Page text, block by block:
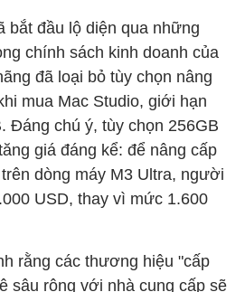
bắt đầu lộ diện qua những
chính sách kinh doanh của
đã loại bỏ tùy chọn nâng
mua Mac Studio, giới hạn
Đáng chú ý, tùy chọn 256GB
giá đáng kể: để nâng cấp
dòng máy M3 Ultra, người
USD, thay vì mức 1.600
rằng các thương hiệu "cấp
sâu rộng với nhà cung cấp sẽ